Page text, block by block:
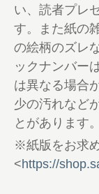
142 MFL
143 定期購
144 釣り部
146
148 本間良
152 編集後
154 A
156 POOR
い、読者プレ
す。また紙の
の絵柄のズレ
ックナンバー
は異なる場合
少の汚れなど
とがあります
※紙版をお求
<https://